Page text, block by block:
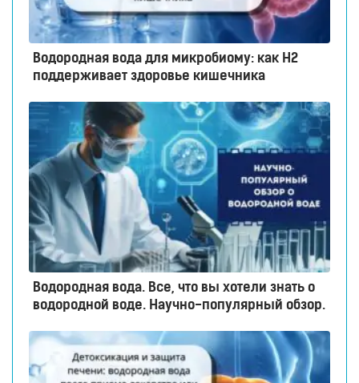
Водородная вода для микробиому: как H2
поддерживает здоровье кишечника
Водородная вода. Все, что вы хотели знать о
водородной воде. Научно-популярный обзор.